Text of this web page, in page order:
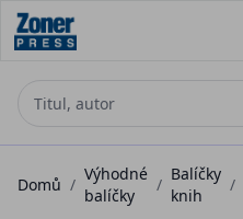
Domů /
Výhodné
balíčky
/
Balíčky
knih
/